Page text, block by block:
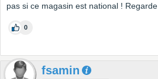
pas si ce magasin est national !
0
fsamin